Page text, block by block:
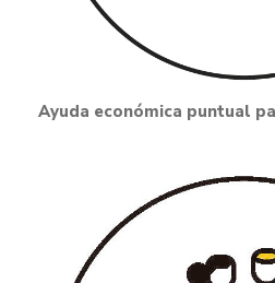
Ayuda económica puntual